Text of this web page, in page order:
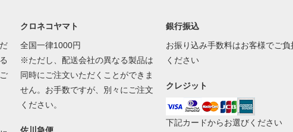
クロネコヤマト
全国一律1000円
※ただし、配送会社の異なる製品は
同時にご注文いただくことができま
せん。お手数ですが、別々にご注文
ください。
佐川急便
銀行振込
お振り込み手数料はお客様でご負
ください
クレジット
下記カードからお選びください